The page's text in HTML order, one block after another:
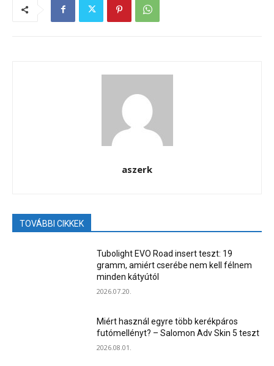
aszerk
TOVÁBBI CIKKEK
Tubolight EVO Road insert teszt: 19
gramm, amiért cserébe nem kell félnem
minden kátyútól
2026.07.20.
Miért használ egyre több kerékpáros
futómellényt? – Salomon Adv Skin 5 teszt
2026.08.01.